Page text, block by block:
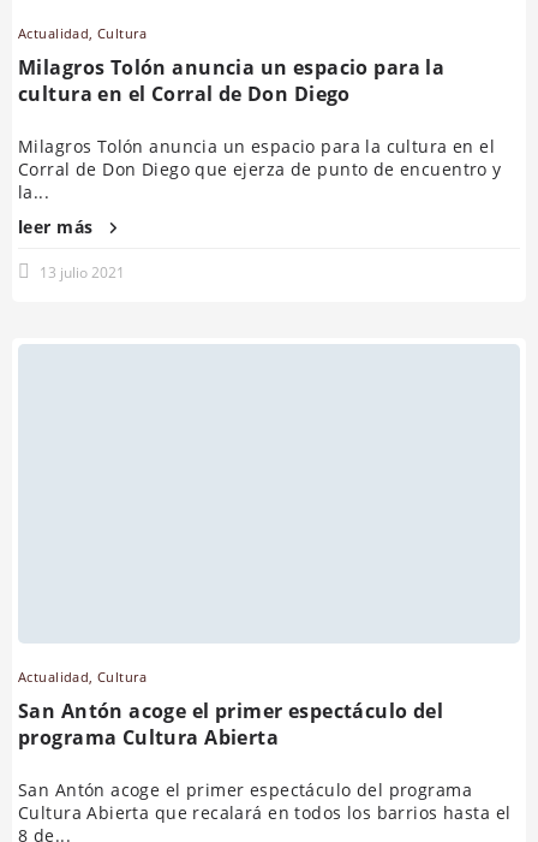
Actualidad,Cultura
Milagros Tolón anuncia un espacio para la
cultura en el Corral de Don Diego
Milagros Tolón anuncia un espacio para la cultura en el
Corral de Don Diego que ejerza de punto de encuentro y
la...
leer más
13 julio 2021
Actualidad ,Cultura
San Antón acoge el primer espectáculo del
programa Cultura Abierta
San Antón acoge el primer espectáculo del programa
Cultura Abierta que recalará en todos los barrios hasta el
8 de...